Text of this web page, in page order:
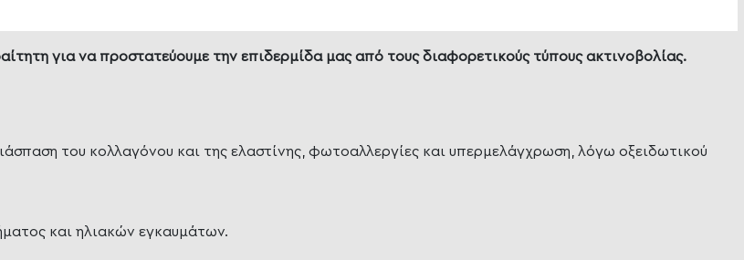
για να προστατεύουμε την επιδερμίδα μας από τους διαφορετικούς τύπους ακτινοβολίας.
του κολλαγόνου και της ελαστίνης, φωτοαλλεργίες και υπερμελάγχρωση, λόγω οξειδωτικού
και ηλιακών εγκαυμάτων.